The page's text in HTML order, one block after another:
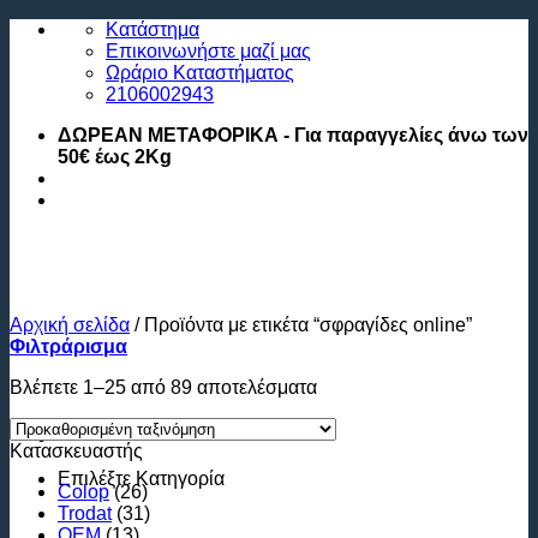
Μετάβαση
περιεχόμενο
Κατάστημα
Επικοινωνήστε μαζί μας
Ωράριο Καταστήματος
2106002943
ΔΩΡΕΑΝ ΜΕΤΑΦΟΡΙΚΑ - Για παραγγελίες άνω των
50€ έως 2Kg
Επιλέξτε Κατηγορία
Αρχική σελίδα /Προϊόντα με ετικέτα “σφραγίδες online”
Φιλτράρισμα
Βλέπετε 1–25 από 89 αποτελέσματα
Κατασκευαστής
Colop (26)
Trodat (31)